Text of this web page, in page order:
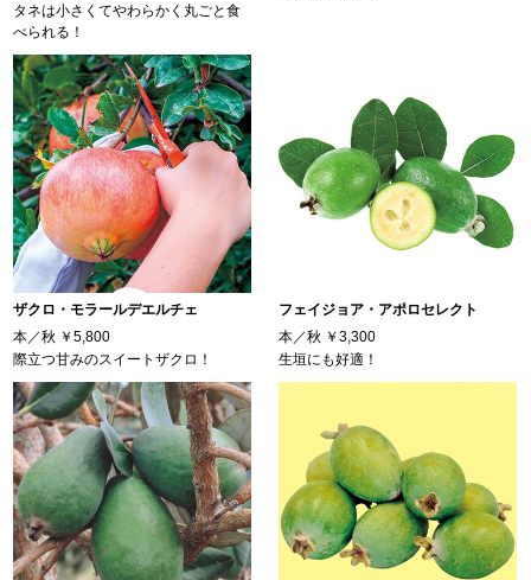
タネは小さくてやわらかく丸ごと食
べられる！
ザクロ・モラールデエルチェ
本／秋 ￥5,800
際立つ甘みのスイートザクロ！
フェイジョア・アポロセレクト
本／秋 ￥3,300
生垣にも好適！